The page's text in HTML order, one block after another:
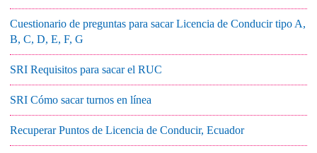
Cuestionario de preguntas para sacar Licencia de Conducir tipo A,
B, C, D, E, F, G
SRI Requisitos para sacar el RUC
SRI Cómo sacar turnos en línea
Recuperar Puntos de Licencia de Conducir, Ecuador